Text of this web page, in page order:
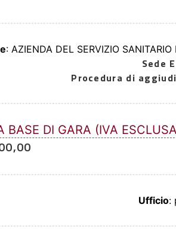
: AZIENDA DEL SERVIZIO
Sede
Procedura di
BASE DI GARA (IVA
Ufficio: